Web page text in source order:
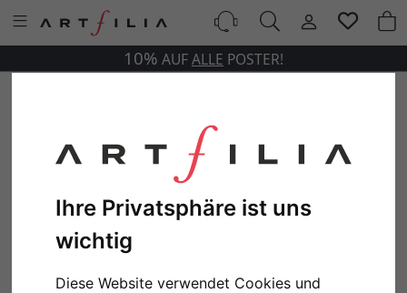
Ihre Privatsphäre ist uns
wichtig
Diese Website verwendet Cookies und
10% AUFALLE POSTER!